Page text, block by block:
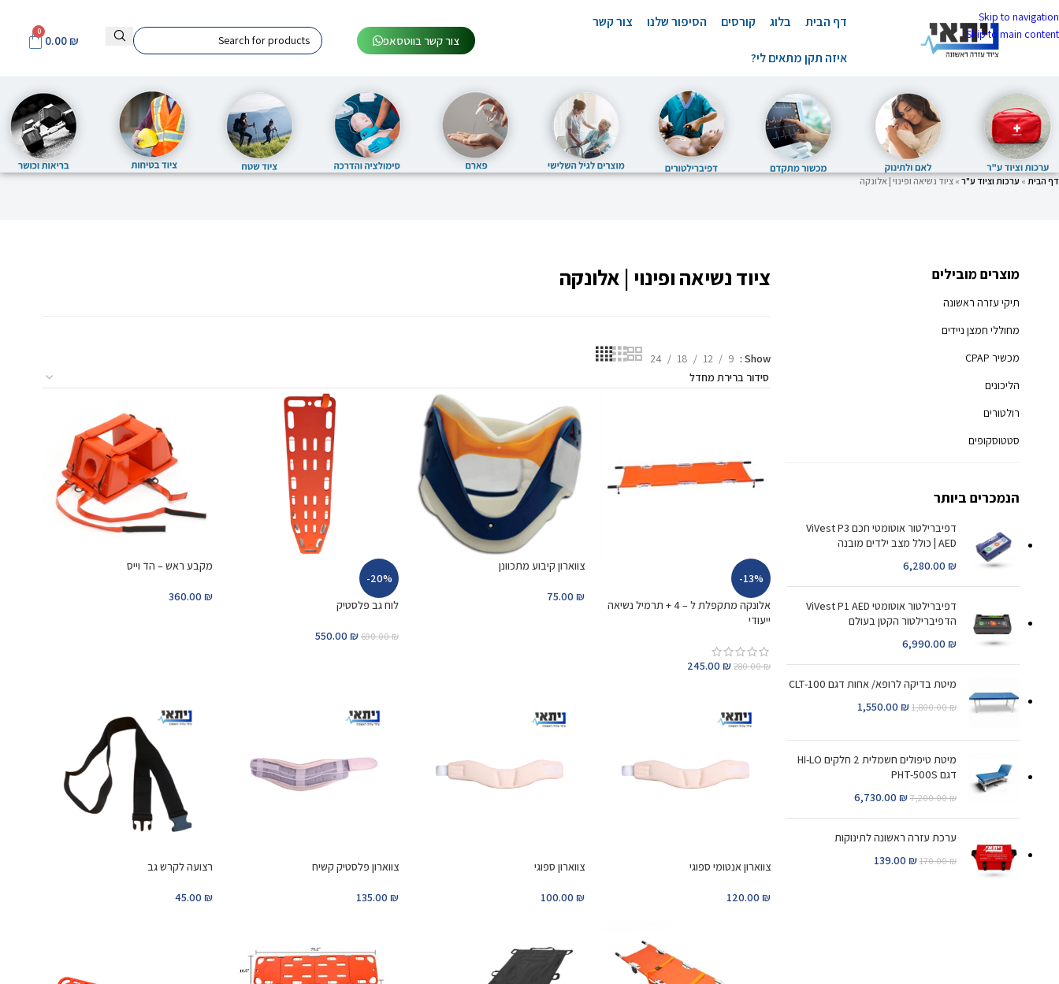
Skip to navigation
Skip to main content
דף הבית בלוג קורסים הסיפור שלנו צור קשר
איזה תקן מתאים לי?
צור קשר בווטסאפ 0.00 ₪
0
דף הבית»ערכות וציוד ע"ר»ציוד נשיאה ופינוי | אלונקה
מוצרים מובילים
תיקי עזרה ראשונה
מחוללי חמצן ניידים
מכשיר CPAP
הליכונים
רולטורים
סטטוסקופים
הנמכרים ביותר
דפיברילטור אוטומטי חכם ViVest P3
AED | כולל מצב ילדים מובנה
6,280.00 ₪
דפיברילטור אוטומטי ViVest P1 AED
הדפיברילטור הקטן בעולם
6,990.00 ₪
מיטת בדיקה לרופא/ אחות דגם CLT-100
1,800.00₪
1,550.00 ₪
מיטת טיפולים חשמלית 2 חלקים HI-LO
דגם PHT-500S
7,200.00₪
6,730.00 ₪
ערכת עזרה ראשונה לתינוקות
170.00₪
139.00 ₪
ציוד נשיאה ופינוי | אלונקה
Show
9
12
18
24
-13%
אלונקה מתקפלת ל – 4 + תרמיל נשיאה
ייעודי
280.00₪
245.00 ₪
צווארון קיבוע מתכוונן
75.00 ₪
-20%
לוח גב פלסטיק
690.00₪
550.00 ₪
מקבע ראש – הד וייס
360.00 ₪
צווארון אנטומי ספוגי
120.00 ₪
צווארון ספוגי
100.00 ₪
צווארון פלסטיק קשיח
135.00 ₪
רצועה לקרש גב
45.00 ₪